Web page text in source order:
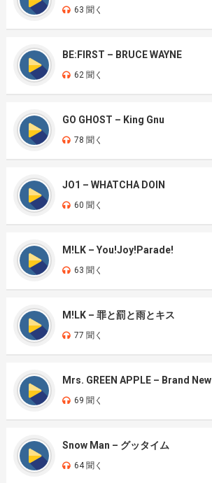
63 聞く
BE:FIRST – BRUCE WAYNE
62 聞く
GO GHOST – King Gnu
78 聞く
JO1 – WHATCHA DOIN
60 聞く
M!LK – You!Joy!Parade!
63 聞く
M!LK – 罪と罰と雨とキス
77 聞く
Mrs. GREEN APPLE – Brand New
69 聞く
Snow Man – グッタイム
64 聞く